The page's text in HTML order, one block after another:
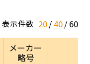
表示件数 20 40 60
メーカー
略号